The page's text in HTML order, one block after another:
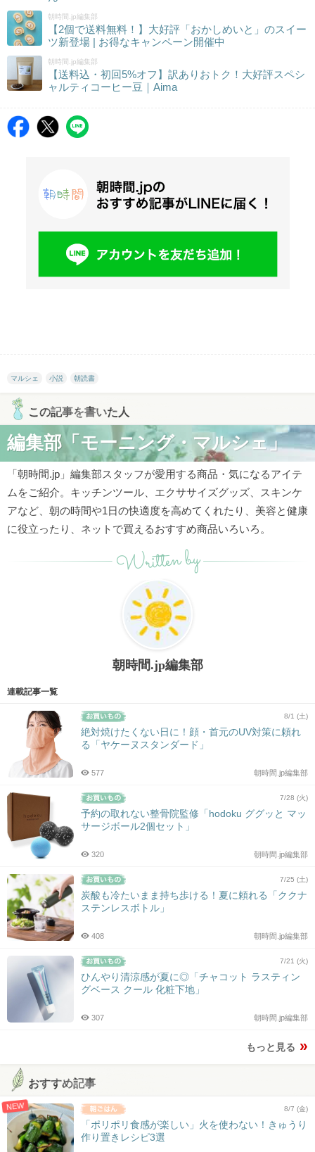
朝時間.jp編集部
【2個で送料無料！】大好評「おかしめいと」のスイー
ツ新登場 | お得なキャンペーン開催中
朝時間.jp編集部
【送料込・初回5%オフ】訳ありおトク！大好評スペシ
ャルティコーヒー豆｜Aima
マルシェ 小説 朝読書
この記事を書いた人
編集部「モーニング・マルシェ」
「朝時間.jp」編集部スタッフが愛用する商品・気になるアイテ
ムをご紹介。キッチンツール、エクササイズグッズ、スキンケ
アなど、朝の時間や1日の快適度を高めてくれたり、美容と健康
に役立ったり、ネットで買えるおすすめ商品いろいろ。
Written by
朝時間.jp編集部
連載記事一覧
8/1 (土)
絶対焼けたくない日に！顔・首元のUV対策に頼れ
る「ヤケーヌスタンダード」
朝時間.jp編集部
577
7/28 (火)
予約の取れない整骨院監修「hodoku ググッと マッ
サージボール2個セット」
朝時間.jp編集部
320
7/25 (土)
炭酸も冷たいまま持ち歩ける！夏に頼れる「ククナ
ステンレスボトル」
朝時間.jp編集部
408
7/21 (火)
ひんやり清涼感が夏に◎「チャコット ラスティン
グベース クール 化粧下地」
朝時間.jp編集部
307
もっと見る
おすすめ記事
NEW 8/7 (金)
「ポリポリ食感が楽しい」火を使わない！きゅうり
作り置きレシピ3選